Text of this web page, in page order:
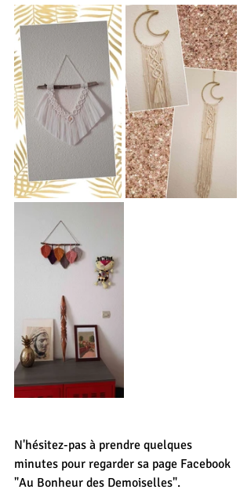
N'hésitez-pas à prendre quelques
minutes pour regarder sa page Facebook
"Au Bonheur des Demoiselles".